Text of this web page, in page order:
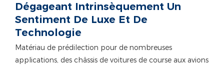
Dégageant Intrinsèquement Un
Sentiment De Luxe Et De
Technologie
Matériau de prédilection pour de nombreuses
applications, des châssis de voitures de course aux avions